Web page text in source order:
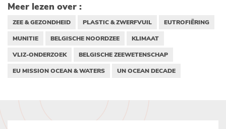
Meer lezen over :
ZEE & GEZONDHEID PLASTIC & ZWERFVUIL
EUTROFIËRING
MUNITIE
BELGISCHE NOORDZEE
KLIMAAT
VLIZ-ONDERZOEK
BELGISCHE ZEEWETENSCHAP
EU MISSION OCEAN & WATERS
UN OCEAN DECADE